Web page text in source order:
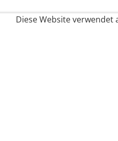
Diese Website verwendet